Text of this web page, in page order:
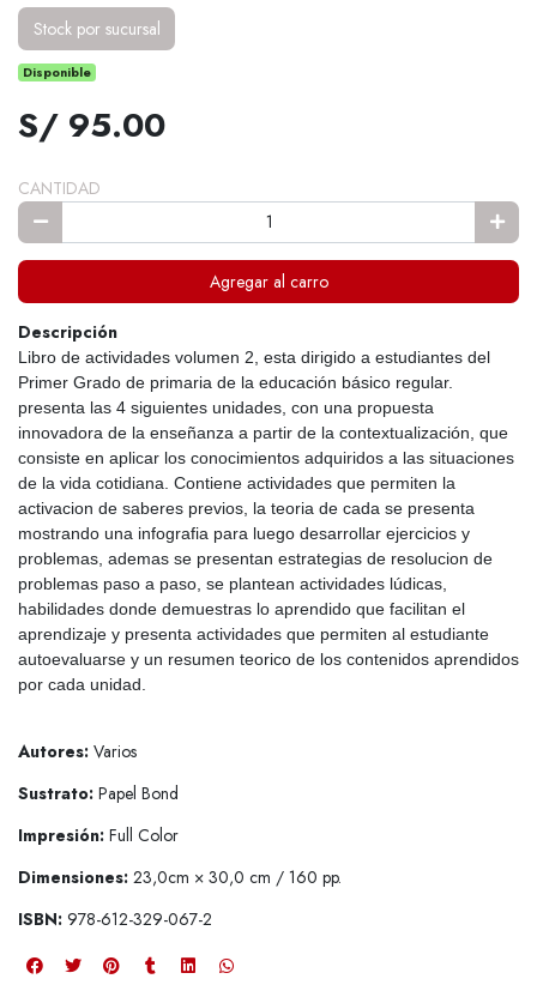
Stock por sucursal
Disponible
S/ 95.00
CANTIDAD
Agregar al carro
Descripción
Libro de actividades volumen 2, esta dirigido a estudiantes del
Primer Grado de primaria de la educación básico regular.
presenta las 4 siguientes unidades, con una propuesta
innovadora de la enseñanza a partir de la contextualización, que
consiste en aplicar los conocimientos adquiridos a las situaciones
de la vida cotidiana. Contiene actividades que permiten la
activacion de saberes previos, la teoria de cada se presenta
mostrando una infografia para luego desarrollar ejercicios y
problemas, ademas se presentan estrategias de resolucion de
problemas paso a paso, se plantean actividades lúdicas,
habilidades donde demuestras lo aprendido que facilitan el
aprendizaje y presenta actividades que permiten al estudiante
autoevaluarse y un resumen teorico de los contenidos aprendidos
por cada unidad.
Autores: Varios
Sustrato: Papel Bond
Impresión: Full Color
Dimensiones: 23,0cm × 30,0 cm / 160 pp.
ISBN: 978-612-329-067-2